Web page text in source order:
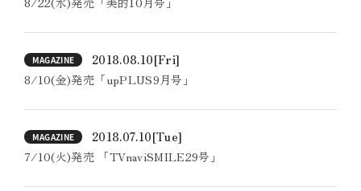
MAGAZINE 2018.08.10[Fri]
8/10(金)発売「upPLUS9月号」
MAGAZINE 2018.07.10[Tue]
7/10(火)発売 「TVnaviSMILE29号」